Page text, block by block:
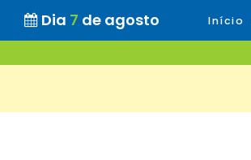
Dia 7 de agosto Início